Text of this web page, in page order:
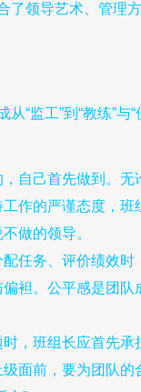
了领导艺术、管理方
“监工”到“教练”与“
，自己首先做到。无
作的严谨态度，班
做的领导。
配任务、评价绩效时
袒。公平感是团队
时，班组长应首先承
面前，要为团队的